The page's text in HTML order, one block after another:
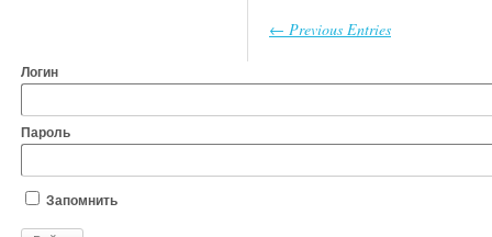
← Previous Entries
Логин
Пароль
Запомнить